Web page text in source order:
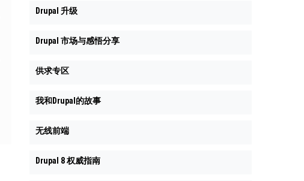
Drupal 升级
Drupal 市场与感悟分享
供求专区
我和Drupal的故事
无线前端
Drupal 8 权威指南